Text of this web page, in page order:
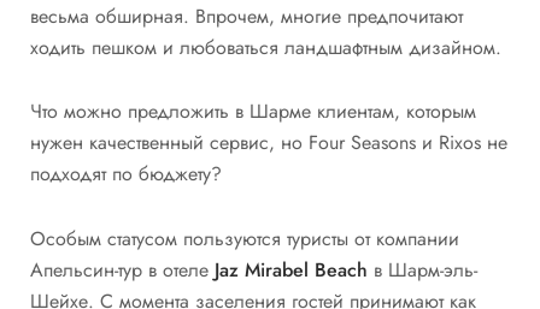
весьма обширная. Впрочем, многие предпочитают
ходить пешком и любоваться ландшафтным дизайном.
Что можно предложить в Шарме клиентам, которым
нужен качественный сервис, но Four Seasons и Rixos не
подходят по бюджету?
Особым статусом пользуются туристы от компании
Апельсин-тур в отеле Jaz Mirabel Beach в Шарм-эль-
Шейхе. С момента заселения гостей принимают как